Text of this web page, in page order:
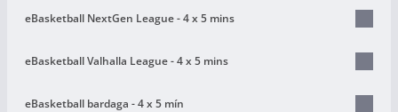
eBasketball NextGen League - 4 x 5 mins
eBasketball Valhalla League - 4 x 5 mins
eBasketball bardaga - 4 x 5 mín